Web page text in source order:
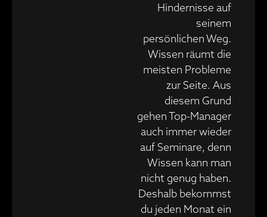
Hindernisse auf
seinem
persönlichen Weg.
Wissen räumt die
meisten Probleme
zur Seite. Aus
diesem Grund
gehen Top-Manager
auch immer wieder
auf Seminare, denn
Wissen kann man
nicht genug haben.
Deshalb bekommst
du jeden Monat ein